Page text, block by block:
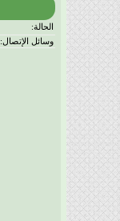
الحالة:
وسائل الإتصال: